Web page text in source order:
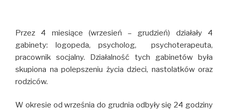
Przez 4 miesiące (wrzesień – grudzień) działały 4
gabinety: logopeda, psycholog, psychoterapeuta,
pracownik socjalny. Działalność tych gabinetów była
skupiona na polepszeniu życia dzieci, nastolatków oraz
rodziców.
W okresie od września do grudnia odbyły się 24 godziny